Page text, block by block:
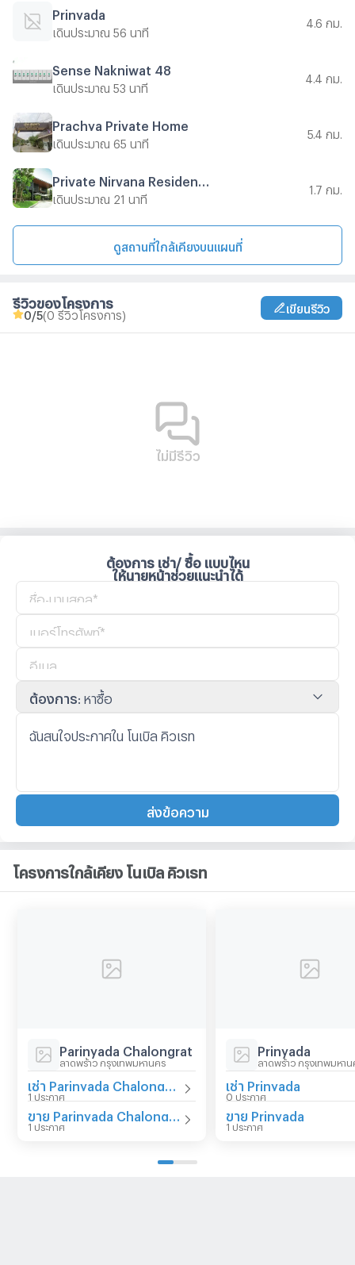
Prinyada
เดินประมาณ 56 นาที
4.6 กม.
Sense Nakniwat 48
เดินประมาณ 53 นาที
4.4 กม.
Prachya Private Home
เดินประมาณ 65 นาที
5.4 กม.
เดินประมาณ 21 นาที
1.7 กม.
ดูสถานที่ใกล้เคียงบนแผนที่
รีวิวของโครงการ
0 /5(0 รีวิวโครงการ)
เขียนรีวิว
ไม่มีรีวิว
ต้องการ เช่า/ ซื้อ แบบไหน
ให้นายหน้าช่วยแนะนำได้
ต้องการ: หาซื้อ
ส่งข้อความ
โครงการใกล้เคียง โนเบิล คิวเรท
Parinyada Chalongrat
ลาดพร้าว กรุงเทพมหานคร
1 ประกาศ
1 ประกาศ
Prinyada
ลาดพร้าว กรุงเทพมหาน
เช่า Prinyada
0 ประกาศ
ขาย Prinyada
1 ประกาศ